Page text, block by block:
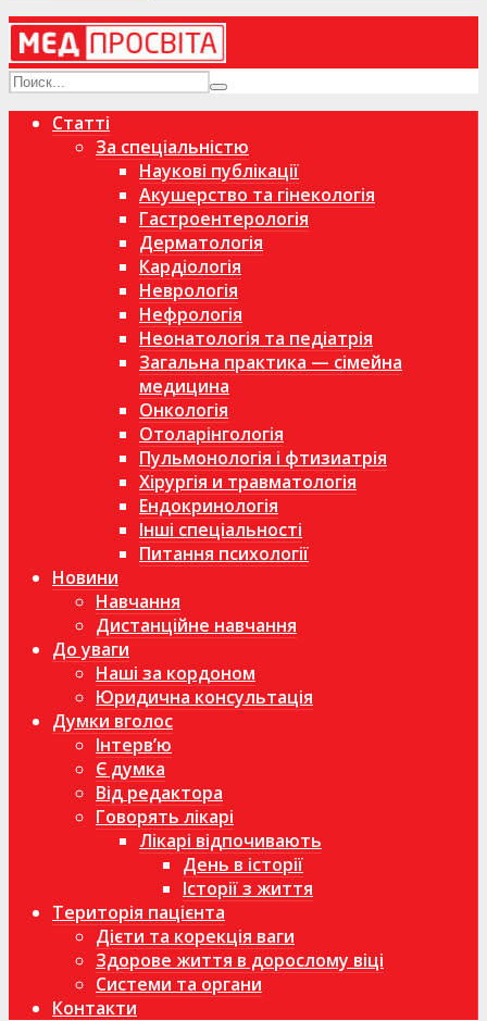
Статті
За спеціальністю
Наукові публікації
Акушерство та гінекологія
Гастроентерологія
Дерматологія
Кардіологія
Неврологія
Нефрологія
Неонатологія та педіатрія
Загальна практика — сімейна
медицина
Онкологія
Отоларінгологія
Пульмонологія і фтизиатрія
Хірургія и травматологія
Ендокринологія
Інші спеціальності
Питання психології
Новини
Навчання
Дистанційне навчання
До уваги
Наші за кордоном
Юридична консультація
Думки вголос
Інтерв’ю
Є думка
Від редактора
Говорять лікарі
Лікарі відпочивають
День в історії
Історії з життя
Територія пацієнта
Дієти та корекція ваги
Здорове життя в дорослому віці
Системи та органи
Контакти